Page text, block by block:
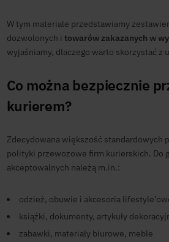
W tym materiale przedstawiamy
dozwolonych i towarów zakazanych w
wyjaśniamy, dlaczego warto skorzystać z
Co można bezpiecznie
kurierem?
Zdecydowana większość standardowych
polityki przewozowe firm kurierskich. Do
akceptowalnych należą m.in.:
odzież, obuwie i akcesoria
książki, dokumenty, artykuły
zabawki, materiały biurowe, meble